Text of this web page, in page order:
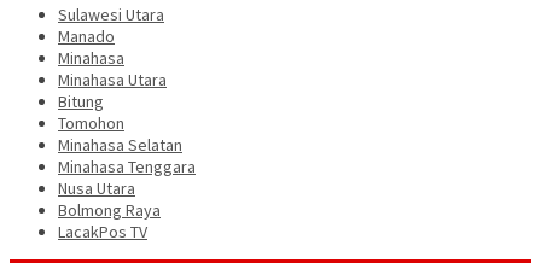
Sulawesi Utara
Manado
Minahasa
Minahasa Utara
Bitung
Tomohon
Minahasa Selatan
Minahasa Tenggara
Nusa Utara
Bolmong Raya
LacakPos TV